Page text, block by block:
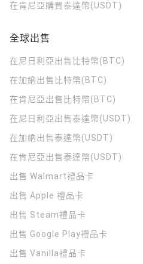
在肯尼亞購買泰達幣(USDT)
全球出售
在尼日利亞出售比特幣(BTC)
在加納出售比特幣(BTC)
在肯尼亞出售比特幣(BTC)
在尼日利亞出售泰達幣(USDT)
在加納出售泰達幣(USDT)
在肯尼亞出售泰達幣(USDT)
出售 Walmart禮品卡
出售 Apple 禮品卡
出售 Steam禮品卡
出售 Google Play禮品卡
出售 Vanilla禮品卡